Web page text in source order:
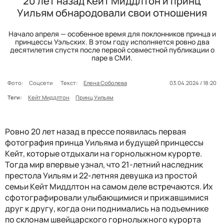
Уильям обнародовали свои отношения
Начало апреля — особенное время для поклонников принца и
принцессы Уэльских. В этом году исполняется ровно два
десятилетия спустя после первой совместной публикации о
паре в СМИ.
Фото: Соцсети Текст: Елена Соболева
03.04.2024 / 18:20
Теги:
Кейт Миддлтон Принц Уильям
Ровно 20 лет назад в прессе появилась первая
фотография принца Уильяма и будущей принцессы
Кейт, которые отдыхали на горнолыжном курорте.
Тогда мир впервые узнал, что 21-летний наследник
престола Уильям и 22-летняя девушка из простой
семьи Кейт Миддлтон на самом деле встречаются. Их
сфотографировали улыбающимися и прижавшимися
друг к другу, когда они поднимались на подъемнике
по склонам швейцарского горнолыжного курорта